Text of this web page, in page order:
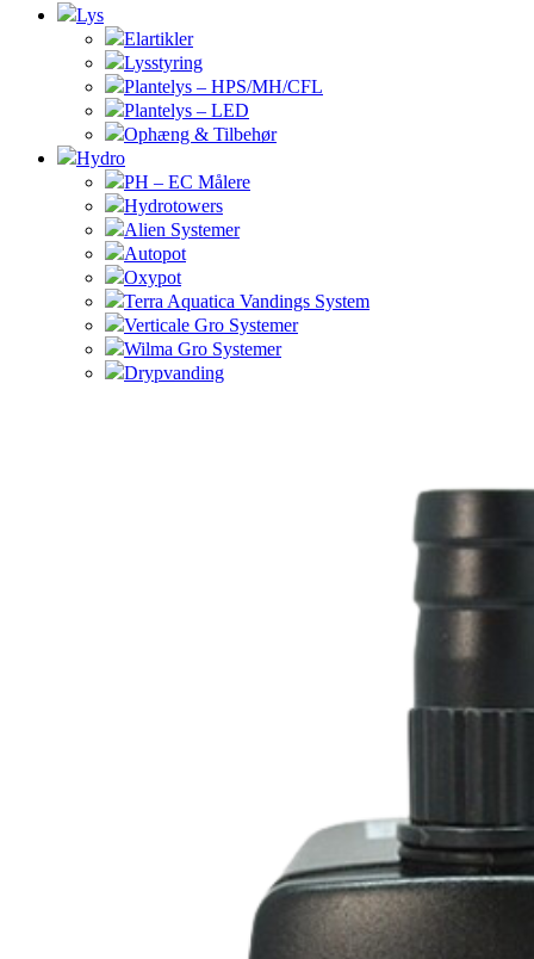
Lys
Elartikler
Lysstyring
Plantelys – HPS/MH/CFL
Plantelys – LED
Ophæng & Tilbehør
Hydro
PH – EC Målere
Hydrotowers
Alien Systemer
Autopot
Oxypot
Terra Aquatica Vandings System
Verticale Gro Systemer
Wilma Gro Systemer
Drypvanding